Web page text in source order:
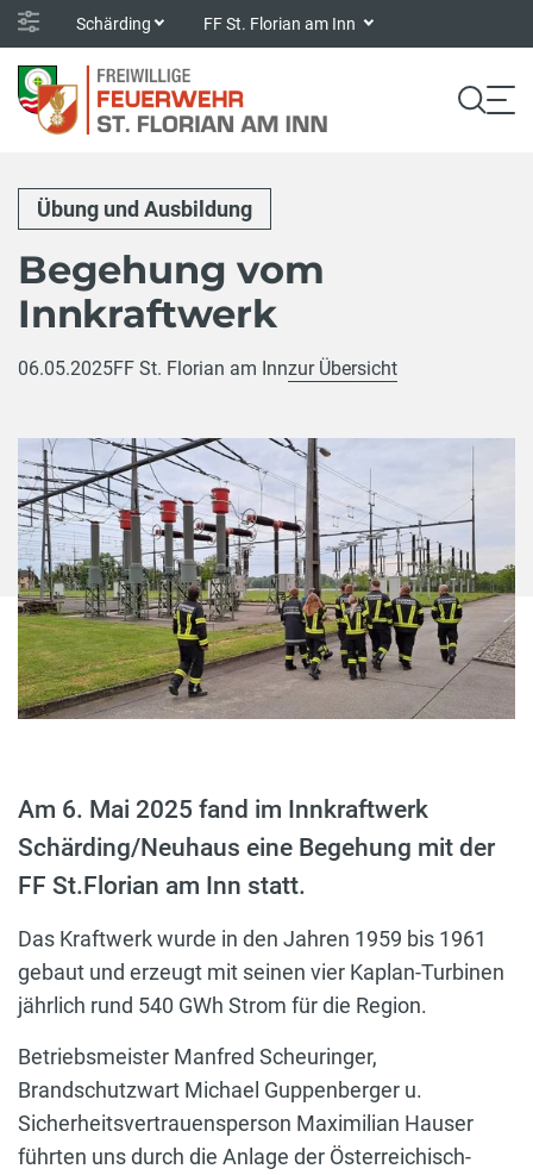
Schärding FF St. Florian am Inn
Übung und Ausbildung
Begehung vom
Innkraftwerk
06.05.2025FF St. Florian am Innzur Übersicht
Am 6. Mai 2025 fand im Innkraftwerk
Schärding/Neuhaus eine Begehung mit der
FF St.Florian am Inn statt.
Das Kraftwerk wurde in den Jahren 1959 bis 1961
gebaut und erzeugt mit seinen vier Kaplan-Turbinen
jährlich rund 540 GWh Strom für die Region.
Betriebsmeister Manfred Scheuringer,
Brandschutzwart Michael Guppenberger u.
Sicherheitsvertrauensperson Maximilian Hauser
führten uns durch die Anlage der Österreichisch-